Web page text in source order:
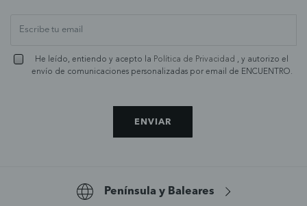
He leído, entiendo y acepto la Política de Privacidad , y autorizo el
envío de comunicaciones personalizadas por email de ENCUENTRO.
ENVIAR
Península y Baleares